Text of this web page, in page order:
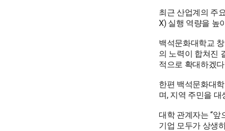
최근 산업계의 주
X) 실행 역량을 높
백석문화대학교
의 노력이 합쳐진
적으로 확대하겠
한편 백석문화대
며, 지역 주민을
대학 관계자는 “
기업 모두가 상생